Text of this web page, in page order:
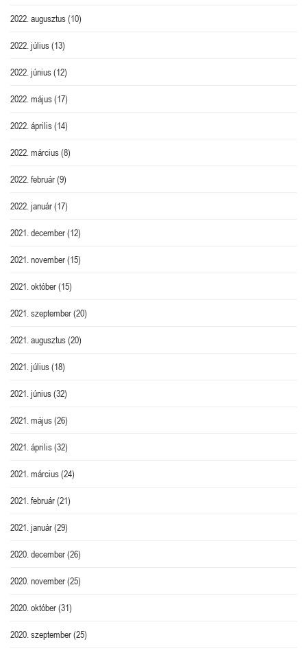
2022. augusztus(10)
2022. július(13)
2022. június(12)
2022. május(17)
2022. április(14)
2022. március(8)
2022. február(9)
2022. január(17)
2021. december(12)
2021. november(15)
2021. október(15)
2021. szeptember(20)
2021. augusztus(20)
2021. július(18)
2021. június(32)
2021. május(26)
2021. április(32)
2021. március(24)
2021. február(21)
2021. január(29)
2020. december(26)
2020. november(25)
2020. október(31)
2020. szeptember(25)